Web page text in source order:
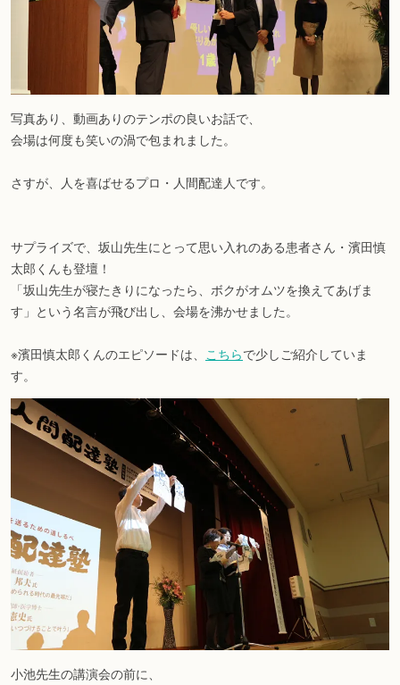
写真あり、動画ありのテンポの良いお話で、
会場は何度も笑いの渦で包まれました。
さすが、人を喜ばせるプロ・人間配達人です。
サプライズで、坂山先生にとって思い入れのある患者さん・濱田慎
太郎くんも登壇！
「坂山先生が寝たきりになったら、ボクがオムツを換えてあげま
す」という名言が飛び出し、会場を沸かせました。
※濱田慎太郎くんのエピソードは、 こちらで少しご紹介していま
す。
小池先生の講演会の前に、